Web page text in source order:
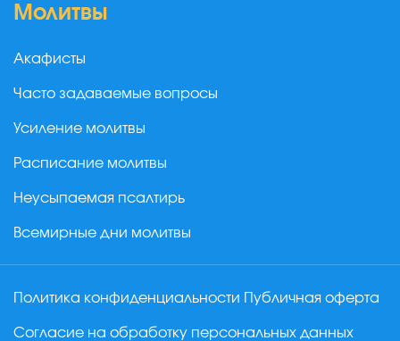
Молитвы
Акафисты
Часто задаваемые вопросы
Усиление молитвы
Расписание молитвы
Неусыпаемая псалтирь
Всемирные дни молитвы
Политика конфиденциальности Публичная оферта
Согласие на обработку персональных данных